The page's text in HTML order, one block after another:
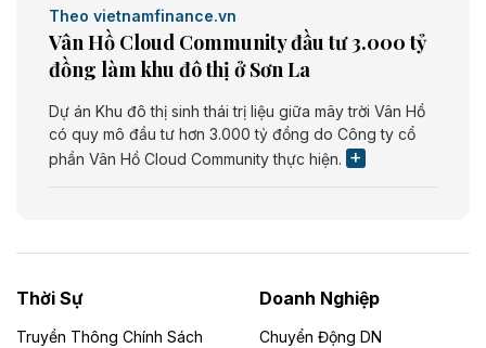
Theo vietnamfinance.vn
Vân Hồ Cloud Community đầu tư 3.000 tỷ
đồng làm khu đô thị ở Sơn La
Dự án Khu đô thị sinh thái trị liệu giữa mây trời Vân Hồ
có quy mô đầu tư hơn 3.000 tỷ đồng do Công ty cổ
phần Vân Hồ Cloud Community thực hiện.
Dự án Nhà máy xử lý rác và phát điện Bắc Giang do
Công ty TNHH Năng lượng môi trường Bắc Giang làm
Thời Sự
Truyền Thông Chính Sách
Doanh Nghiệp
Chuyển Động DN